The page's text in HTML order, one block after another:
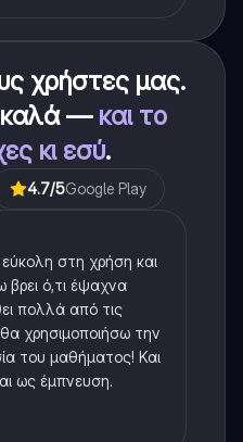
χρήστες μας.
καλά — και το
κι εσύ.
4.7/5Google Play
στη χρήση και
ό,τι έψαχνα
πολλά από τις
χρησιμοποιήσω την
του μαθήματος! Και
ως έμπνευση.